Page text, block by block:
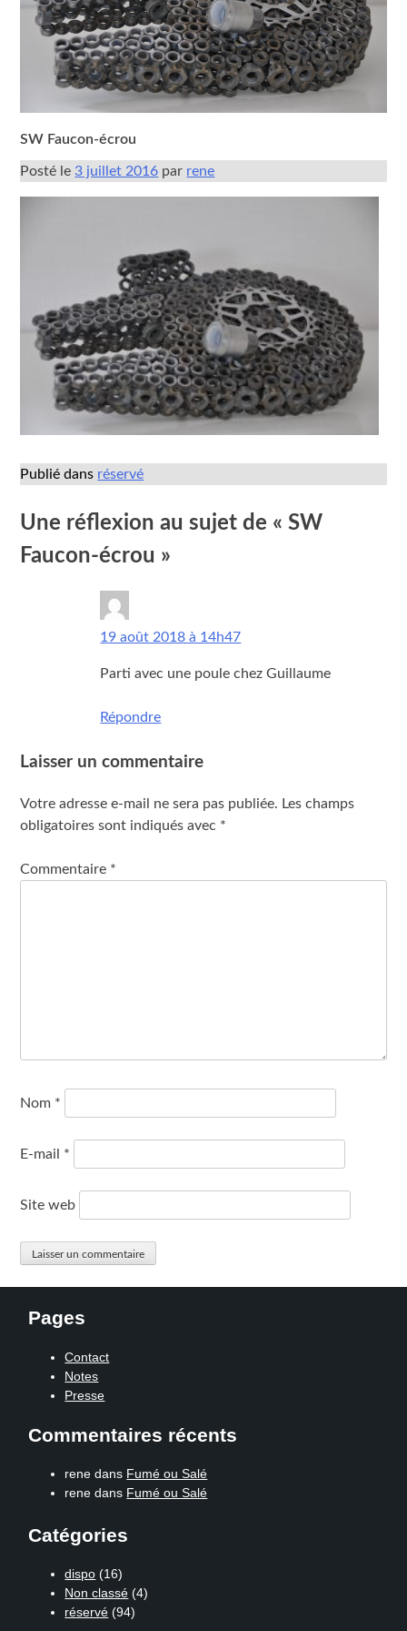
SW Faucon-écrou
Posté le 3 juillet 2016 par rene
Publié dans réservé
Une réflexion au sujet de «SW
Faucon-écrou »
19 août 2018 à 14h47
Parti avec une poule chez Guillaume
Répondre
Laisser un commentaire
Votre adresse e-mail ne sera pas publiée. Les champs
obligatoires sont indiqués avec *
Commentaire *
Nom *
E-mail *
Site web
Pages
Contact
Notes
Presse
Commentaires récents
rene dans Fumé ou Salé
rene dans Fumé ou Salé
Catégories
dispo (16)
Non classé (4)
réservé (94)